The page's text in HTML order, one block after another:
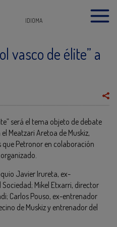
IDIOMA
vasco de élite” a
será el tema objeto de debate
Meatzari Aretoa de Muskiz,
Petronor en colaboración
Javier Irureta, ex-
Mikel Etxarri, director
Carlos Pouso, ex-entrenador
de Muskiz y entrenador del